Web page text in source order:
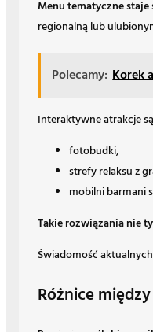
Menu tematyczne
regionalną lub
Polecamy: Korek
Interaktywne atrakcje
fotobudki,
strefy relaksu z
mobilni barmani
Takie rozwiązania nie
Świadomość
Różnice